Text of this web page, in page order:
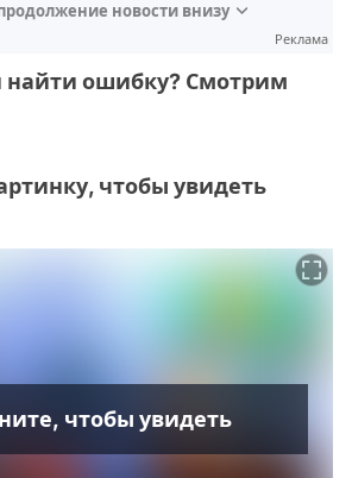
новости внизу
Реклама
найти ошибку? Смотрим
чтобы увидеть
чтобы увидеть